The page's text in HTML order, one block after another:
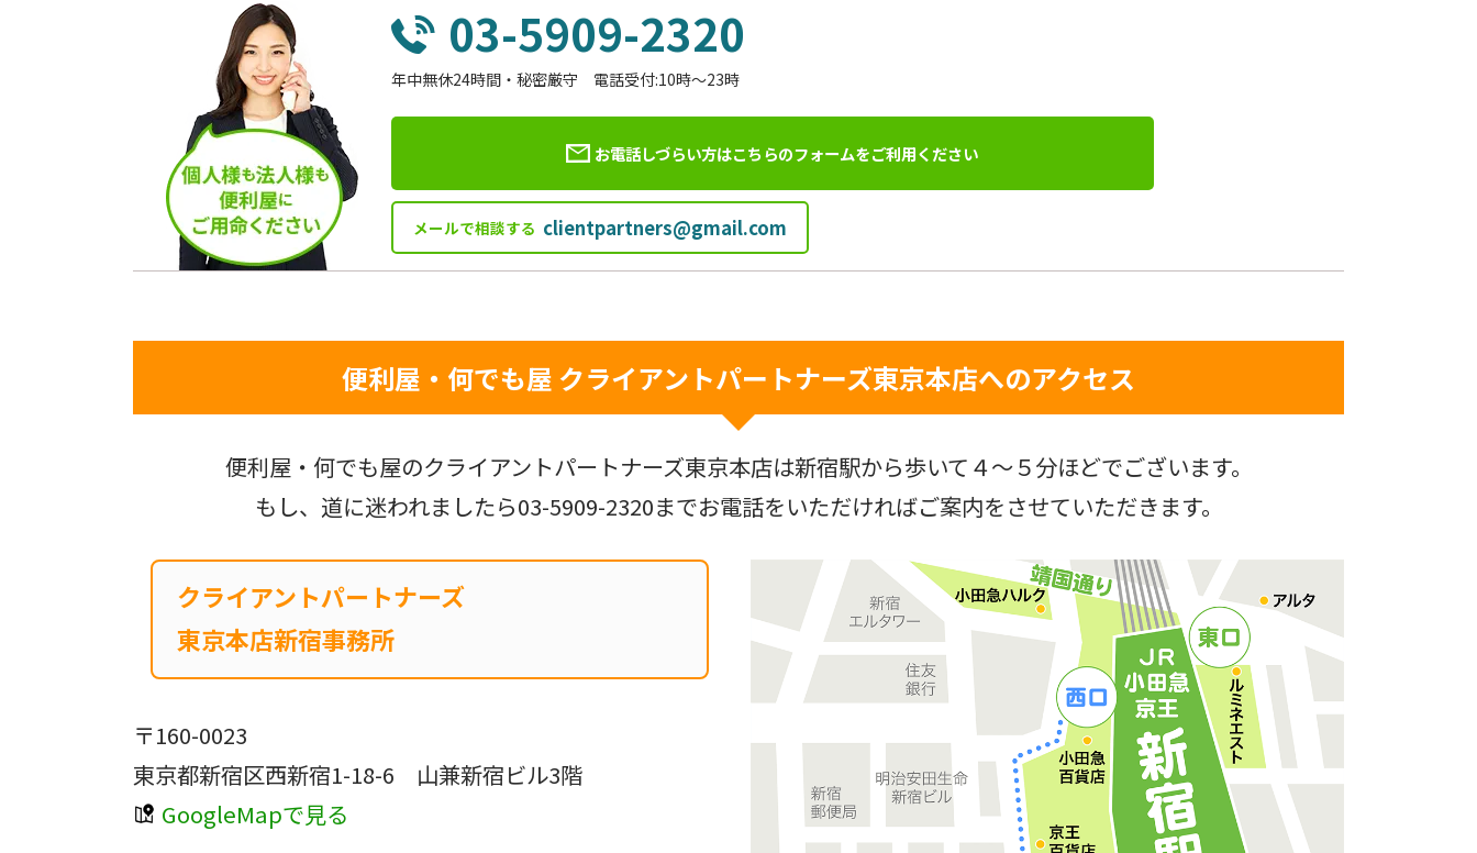
03-5909-2320
年中無休24時間・秘密厳守 電話受付:10時～23時
お電話しづらい方はこちらのフォームをご利用ください
メールで相談する clientpartners@gmail.com
便利屋・何でも屋 クライアントパートナーズ東京本店へのアクセス
便利屋・何でも屋のクライアントパートナーズ東京本店は新宿駅から歩いて４～５分ほどでございます。
もし、道に迷われましたら03-5909-2320までお電話をいただければご案内をさせていただきます。
クライアントパートナーズ
東京本店新宿事務所
〒160-0023
東京都新宿区西新宿1-18-6 山兼新宿ビル3階
GoogleMapで見る